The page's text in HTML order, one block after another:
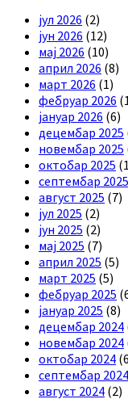
јул 2026 (2)
јун 2026 (12)
мај 2026 (10)
април 2026 (8)
март 2026 (1)
фебруар 2026
јануар 2026 (6)
децембар 2025
новембар 2025
октобар 2025
септембар 2025
август 2025 (7)
јул 2025 (2)
јун 2025 (2)
мај 2025 (7)
април 2025 (5)
март 2025 (5)
фебруар 2025
јануар 2025 (8)
децембар 2024
новембар 2024
октобар 2024
септембар 2024
август 2024 (2)